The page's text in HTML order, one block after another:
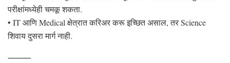
परीक्षांमध्येही चमकू शकता.
• IT आणि Medical क्षेत्रात करिअर करू इच्छित असाल, तर Science
शिवाय दुसरा मार्ग नाही.
⸻